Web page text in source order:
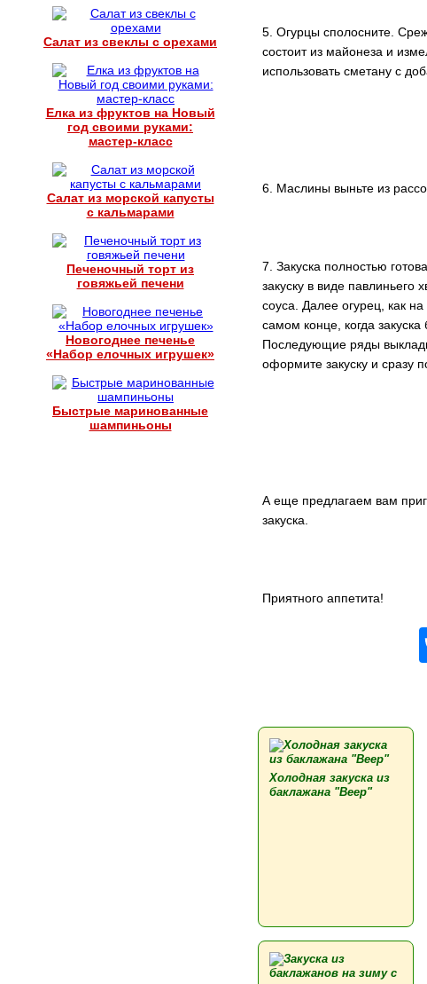
Салат из свеклы с орехами
Елка из фруктов на Новый
год своими руками:
мастер-класс
Салат из морской капусты
с кальмарами
Печеночный торт из
говяжьей печени
Новогоднее печенье
«Набор елочных игрушек»
Быстрые маринованные
шампиньоны
5. Огурцы сполосните.
состоит из майонеза и
использовать сметану с
6. Маслины выньте из
7. Закуска полностью
закуску в виде
соуса. Далее огурец, как
самом конце, когда
Последующие ряды
оформите закуску и сразу
А еще предлагаем вам
закуска.
Приятного аппетита!
Холодная закуска из
баклажана "Веер"